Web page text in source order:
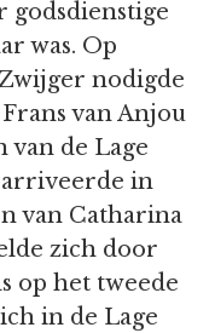
godsdienstige
was. Op
nodigde
van Anjou
van de Lage
arriveerde in
van Catharina
zich door
op het tweede
in de Lage